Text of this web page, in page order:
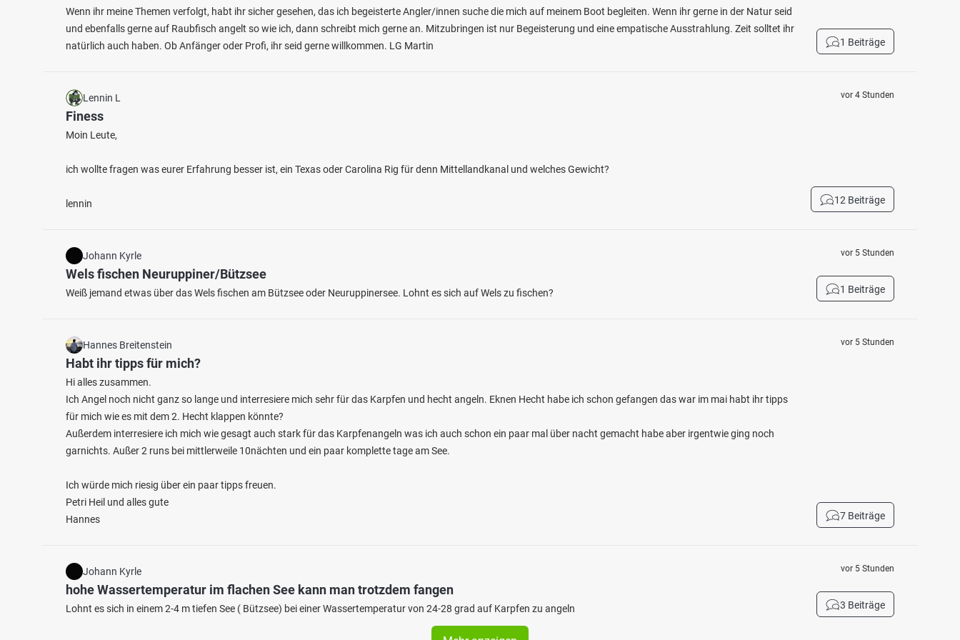
Fischarten: Hecht, Karpfen, Flussbarsch, Schleie,
Wenn ihr meine Themen verfolgt, habt ihr sicher gesehen, das ich begeisterte Angler/innen suche die mich auf meinem Boot begleiten. Wenn ihr gerne in der Natur seid
und ebenfalls gerne auf Raubfisch angelt so wie ich, dann schreibt mich gerne an. Mitzubringen ist nur Begeisterung und eine empatische Ausstrahlung. Zeit solltet ihr
natürlich auch haben. Ob Anfänger oder Profi, ihr seid gerne willkommen. LG Martin
1 Beiträge
Lennin L
Finess
Moin Leute,
ich wollte fragen was eurer Erfahrung besser ist, ein Texas oder Carolina Rig für denn Mittellandkanal und welches Gewicht?
lennin
vor 4 Stunden
12 Beiträge
Johann Kyrle
Wels fischen Neuruppiner/Bützsee
Weiß jemand etwas über das Wels fischen am Bützsee oder Neuruppinersee. Lohnt es sich auf Wels zu fischen?
vor 5 Stunden
1 Beiträge
Hannes Breitenstein
Habt ihr tipps für mich?
Hi alles zusammen.
Ich Angel noch nicht ganz so lange und interresiere mich sehr für das Karpfen und hecht angeln. Eknen Hecht habe ich schon gefangen das war im mai habt ihr tipps
für mich wie es mit dem 2. Hecht klappen könnte?
Außerdem interresiere ich mich wie gesagt auch stark für das Karpfenangeln was ich auch schon ein paar mal über nacht gemacht habe aber irgentwie ging noch
garnichts. Außer 2 runs bei mittlerweile 10nächten und ein paar komplette tage am See.
Ich würde mich riesig über ein paar tipps freuen.
Petri Heil und alles gute
Hannes
vor 5 Stunden
7 Beiträge
Johann Kyrle
hohe Wassertemperatur im flachen See kann man trotzdem fangen
Lohnt es sich in einem 2-4 m tiefen See ( Bützsee) bei einer Wassertemperatur von 24-28 grad auf Karpfen zu angeln
vor 5 Stunden
3 Beiträge